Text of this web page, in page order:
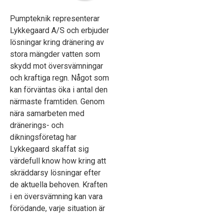
Pumpteknik representerar
Lykkegaard A/S och erbjuder
lösningar kring dränering av
stora mängder vatten som
skydd mot översvämningar
och kraftiga regn. Något som
kan förväntas öka i antal den
närmaste framtiden. Genom
nära samarbeten med
dränerings- och
dikningsföretag har
Lykkegaard skaffat sig
värdefull know how kring att
skräddarsy lösningar efter
de aktuella behoven. Kraften
i en översvämning kan vara
förödande, varje situation är